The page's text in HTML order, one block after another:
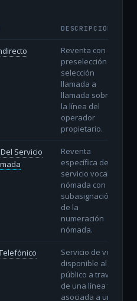
DESCRIPCIÓN
Reventa con
preselección o
selección
llamada a
llamada sobre
la línea del
operador
propietario.
Servicio
Reventa
específica del
servicio vocal
nómada con
subasignación
de la
numeración
nómada.
Servicio de voz
disponible al
público a través
de una línea fija
asociada a una